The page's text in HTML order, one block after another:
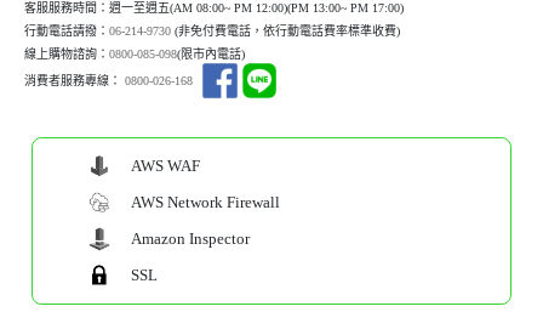
客服服務時間：週一至週五(AM 08:00~ PM 12:00)(PM 13:00~ PM 17:00)
行動電話請撥：06-214-9730 (非免付費電話，依行動電話費率標準收費)
線上購物諮詢：0800-085-098(限市內電話)
消費者服務專線：0800-026-168
AWS WAF
AWS Network Firewall
Amazon Inspector
SSL